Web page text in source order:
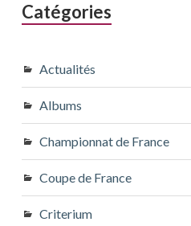
Catégories
Actualités
Albums
Championnat de France
Coupe de France
Criterium